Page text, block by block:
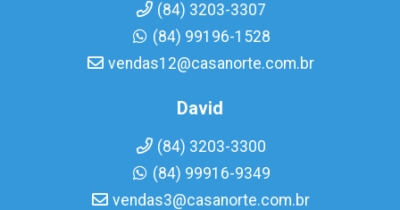
(84) 3203-3307
(84) 99196-1528
vendas12@casanorte.com.br
David
(84) 3203-3300
(84) 99916-9349
vendas3@casanorte.com.br